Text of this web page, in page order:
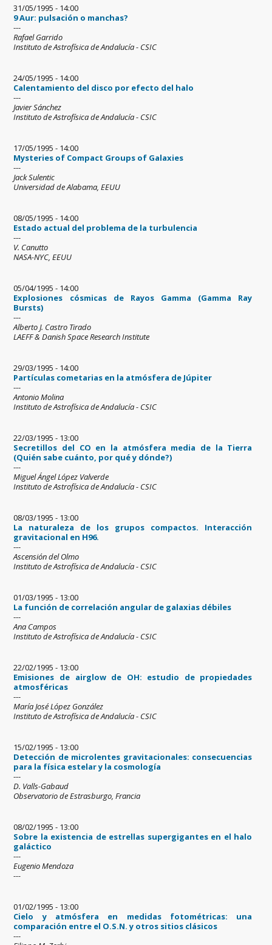
31/05/1995 - 14:00
9 Aur: pulsación o manchas?
---
Rafael Garrido
Instituto de Astrofísica de Andalucía - CSIC
24/05/1995 - 14:00
Calentamiento del disco por efecto del halo
---
Javier Sánchez
Instituto de Astrofísica de Andalucía - CSIC
17/05/1995 - 14:00
Mysteries of Compact Groups of Galaxies
---
Jack Sulentic
Universidad de Alabama, EEUU
08/05/1995 - 14:00
Estado actual del problema de la turbulencia
---
V. Canutto
NASA-NYC, EEUU
05/04/1995 - 14:00
Explosiones cósmicas de Rayos Gamma (Gamma Ray
Bursts)
---
Alberto J. Castro Tirado
LAEFF & Danish Space Research Institute
29/03/1995 - 14:00
Partículas cometarias en la atmósfera de Júpiter
---
Antonio Molina
Instituto de Astrofísica de Andalucía - CSIC
22/03/1995 - 13:00
Secretillos del CO en la atmósfera media de la Tierra
(Quién sabe cuánto, por qué y dónde?)
---
Miguel Ángel López Valverde
Instituto de Astrofísica de Andalucía - CSIC
08/03/1995 - 13:00
La naturaleza de los grupos compactos. Interacción
gravitacional en H96.
---
Ascensión del Olmo
Instituto de Astrofísica de Andalucía - CSIC
01/03/1995 - 13:00
La función de correlación angular de galaxias débiles
---
Ana Campos
Instituto de Astrofísica de Andalucía - CSIC
22/02/1995 - 13:00
Emisiones de airglow de OH: estudio de propiedades
atmosféricas
---
María José López González
Instituto de Astrofísica de Andalucía - CSIC
15/02/1995 - 13:00
Detección de microlentes gravitacionales: consecuencias
para la física estelar y la cosmología
---
D. Valls-Gabaud
Observatorio de Estrasburgo, Francia
08/02/1995 - 13:00
Sobre la existencia de estrellas supergigantes en el halo
galáctico
---
Eugenio Mendoza
---
01/02/1995 - 13:00
Cielo y atmósfera en medidas fotométricas: una
comparación entre el O.S.N. y otros sitios clásicos
---